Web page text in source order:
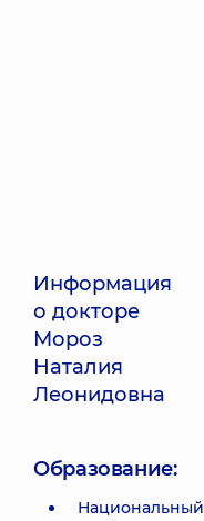
Информация
о докторе
Мороз
Наталия
Леонидовна
Образование:
Национальный